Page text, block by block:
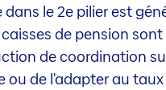
dans le 2e pilier est
de pension
de coordination
ou de l'adapter au taux